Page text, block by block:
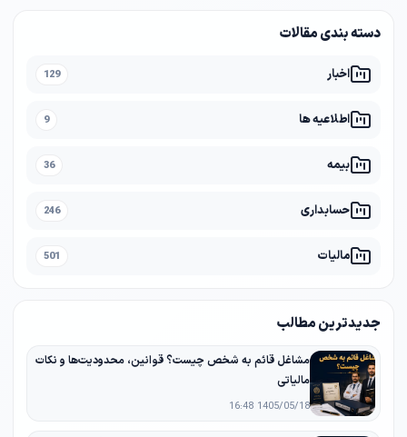
دسته بندی مقالات
اخبار 129
اطلاعیه ها 9
بیمه 36
حسابداری 246
مالیات 501
جدیدترین مطالب
مشاغل قائم به شخص چیست؟ قوانین، محدودیت‌ها و نکات
مالیاتی
1405/05/18 16:48